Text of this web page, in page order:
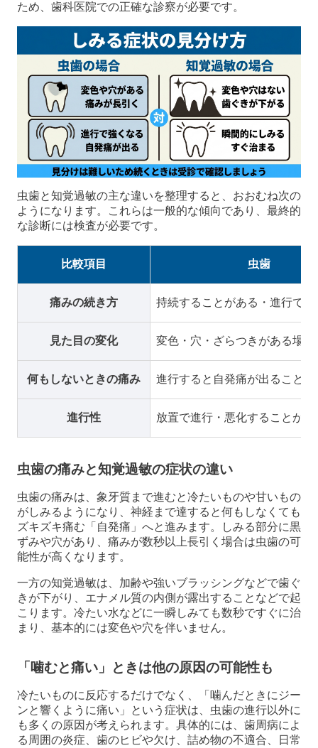
ため、歯科医院での正確な診察が必要です。
虫歯と知覚過敏の主な違いを整理すると、おおむね次の
ようになります。これらは一般的な傾向であり、最終的
な診断には検査が必要です。
比較項目 虫歯
痛みの続き方 持続することがある・進行で強
見た目の変化 変色・穴・ざらつきがある場合
何もしないときの痛み 進行すると自発痛が出ることが
進行性 放置で進行・悪化することがあ
虫歯の痛みと知覚過敏の症状の違い
虫歯の痛みは、象牙質まで進むと冷たいものや甘いもの
がしみるようになり、神経まで達すると何もしなくても
ズキズキ痛む「自発痛」へと進みます。しみる部分に黒
ずみや穴があり、痛みが数秒以上長引く場合は虫歯の可
能性が高くなります。
一方の知覚過敏は、加齢や強いブラッシングなどで歯ぐ
きが下がり、エナメル質の内側が露出することなどで起
こります。冷たい水などに一瞬しみても数秒ですぐに治
まり、基本的には変色や穴を伴いません。
「噛むと痛い」ときは他の原因の可能性も
冷たいものに反応するだけでなく、「噛んだときにジー
ンと響くように痛い」という症状は、虫歯の進行以外に
も多くの原因が考えられます。具体的には、歯周病によ
る周囲の炎症、歯のヒビや欠け、詰め物の不適合、日常